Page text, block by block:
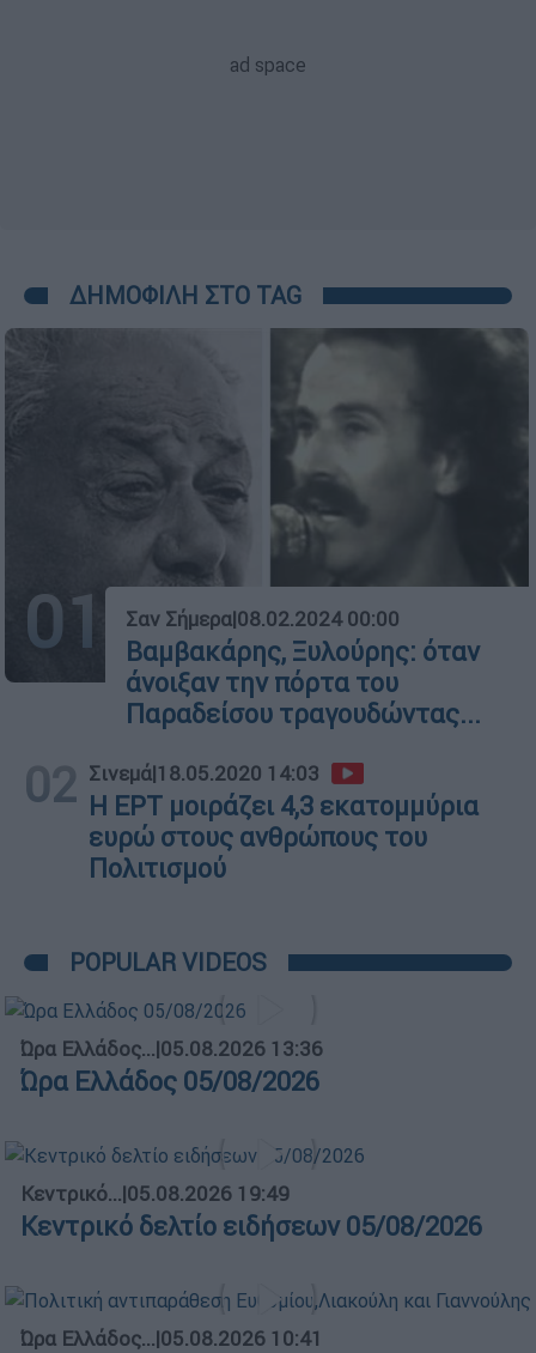
ΔΗΜΟΦΙΛΗ ΣΤΟ TAG
01 Σαν Σήμερα|08.02.2024 00:00
Βαμβακάρης, Ξυλούρης: όταν
άνοιξαν την πόρτα του
Παραδείσου τραγουδώντας...
02 Σινεμά|18.05.2020 14:03
Η ΕΡΤ μοιράζει 4,3 εκατομμύρια
ευρώ στους ανθρώπους του
Πολιτισμού
POPULAR VIDEOS
Ώρα Ελλάδος...|05.08.2026 13:36
Ώρα Ελλάδος 05/08/2026
Κεντρικό...|05.08.2026 19:49
Κεντρικό δελτίο ειδήσεων 05/08/2026
Ώρα Ελλάδος...|05.08.2026 10:41